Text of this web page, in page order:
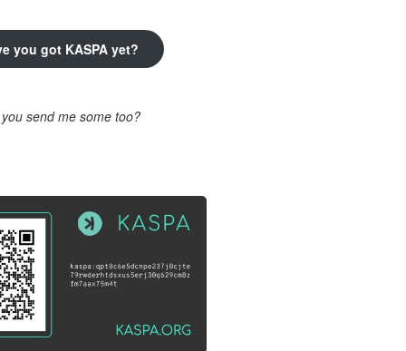
you got KASPA yet?
you send me some too?